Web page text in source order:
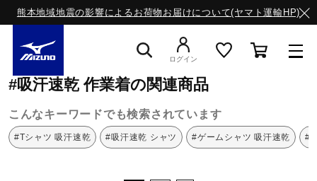
熊本地域地震の影響によるお荷物お届けについて(ヤマト運輸HP)
ライフスタイルウエア
ログイン
ミズノ公式オンライン
#吸汗速乾 作業着の関連商品
こんなキーワードでも検索されています
#Tシャツ 吸汗速乾 #吸汗速乾 シャツ #ゲームシャツ 吸汗速乾 #